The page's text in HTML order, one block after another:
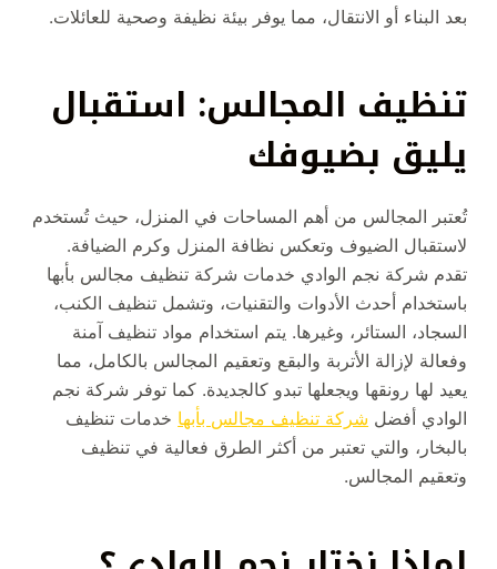
بعد البناء أو الانتقال، مما يوفر بيئة نظيفة وصحية للعائلات.
تنظيف المجالس: استقبال
يليق بضيوفك
تُعتبر المجالس من أهم المساحات في المنزل، حيث تُستخدم
لاستقبال الضيوف وتعكس نظافة المنزل وكرم الضيافة.
تقدم شركة نجم الوادي خدمات شركة تنظيف مجالس بأبها
باستخدام أحدث الأدوات والتقنيات، وتشمل تنظيف الكنب،
السجاد، الستائر، وغيرها. يتم استخدام مواد تنظيف آمنة
وفعالة لإزالة الأتربة والبقع وتعقيم المجالس بالكامل، مما
يعيد لها رونقها ويجعلها تبدو كالجديدة. كما توفر شركة نجم
الوادي أفضل شركة تنظيف مجالس بأبها خدمات تنظيف
بالبخار، والتي تعتبر من أكثر الطرق فعالية في تنظيف
وتعقيم المجالس.